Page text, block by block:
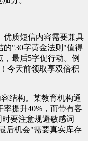
优质短信内容需要兼具
的"30字黄金法则"值得
最后5字促行动。例
今天前领取享双倍积
结构。某教育机构通
提升40%，而带有客
要注意规避敏感词
后机会"需要真实库存